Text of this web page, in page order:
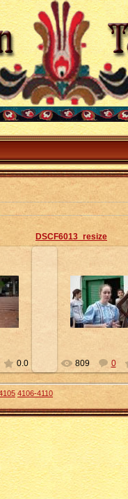
0.0
DSCF6013_resize
2013-05-26
Petty
809 0
4106-4110